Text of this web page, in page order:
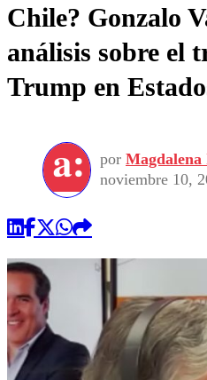
Chile? Gonzalo
análisis sobre el
Trump en
por Magdalena
noviembre 10,